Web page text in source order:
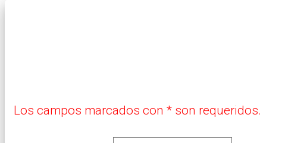
Los campos marcados con * son requeridos.